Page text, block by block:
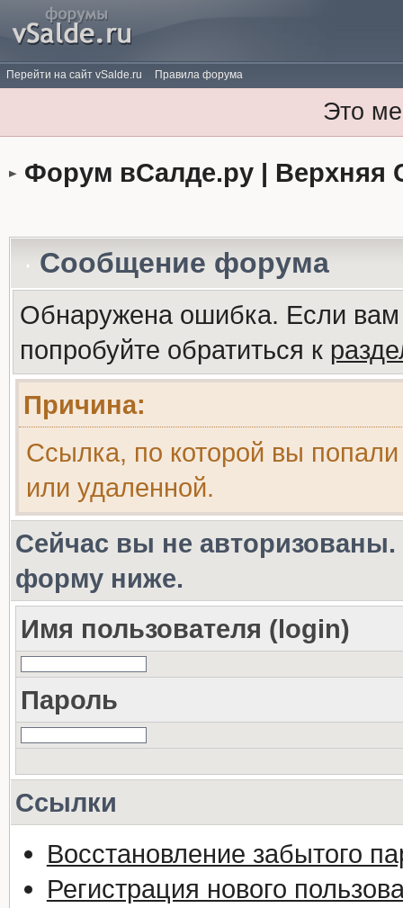
Перейти на сайт vSalde.ru Правила форума
Это
Форум вСалде.ру | Верхняя
Сообщение форума
Обнаружена ошибка. Если
попробуйте обратиться к
Причина:
Ссылка, по которой вы
или удаленной.
Сейчас вы не авторизованы.
форму ниже.
Имя пользователя (login)
Пароль
Ссылки
Восстановление забытого
Регистрация нового